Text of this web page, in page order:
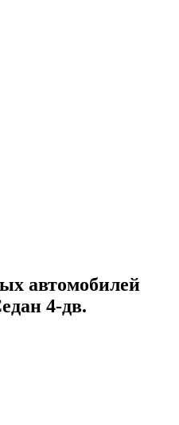
автомобилей
4-дв.